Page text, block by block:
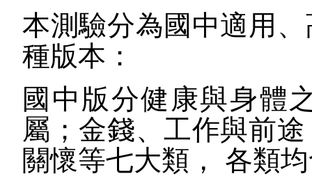
本測驗分為國中適用
種版本：
國中版分健康與身體
屬；金錢、工作與前
關懷等七大類， 各類